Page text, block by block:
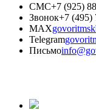
СМС+7 (925)
Звонок+7 (495)
MAX
Telegram
Письмо